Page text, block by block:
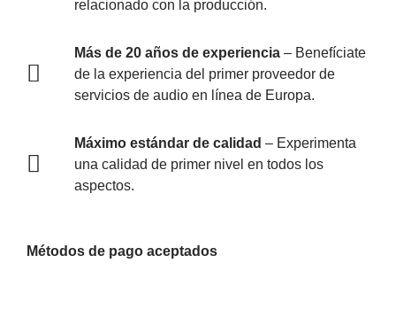
relacionado con la producción.
Más de 20 años de experiencia– Benefíciate
de la experiencia del primer proveedor de
servicios de audio en línea de Europa.
Máximo estándar de calidad – Experimenta
una calidad de primer nivel en todos los
aspectos.
Métodos de pago aceptados